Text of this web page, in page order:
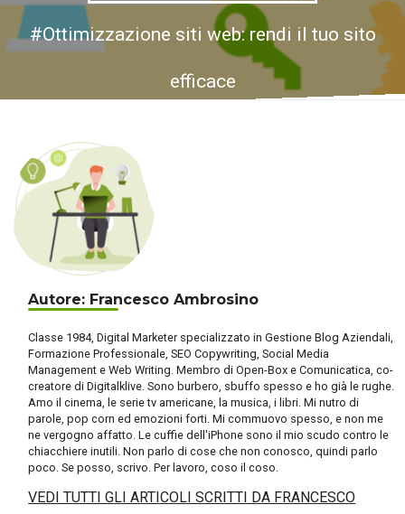
Ottimizzazione siti web: rendi il tuo sito
efficace
Autore: Francesco Ambrosino
Classe 1984, Digital Marketer specializzato in Gestione Blog Aziendali,
Formazione Professionale, SEO Copywriting, Social Media
Management e Web Writing. Membro di Open-Box e Comunicatica, co-
creatore di Digitalklive. Sono burbero, sbuffo spesso e ho già le rughe.
Amo il cinema, le serie tv americane, la musica, i libri. Mi nutro di
parole, pop corn ed emozioni forti. Mi commuovo spesso, e non me
ne vergogno affatto. Le cuffie dell'iPhone sono il mio scudo contro le
chiacchiere inutili. Non parlo di cose che non conosco, quindi parlo
poco. Se posso, scrivo. Per lavoro, coso il coso.
VEDI TUTTI GLI ARTICOLI SCRITTI DA FRANCESCO